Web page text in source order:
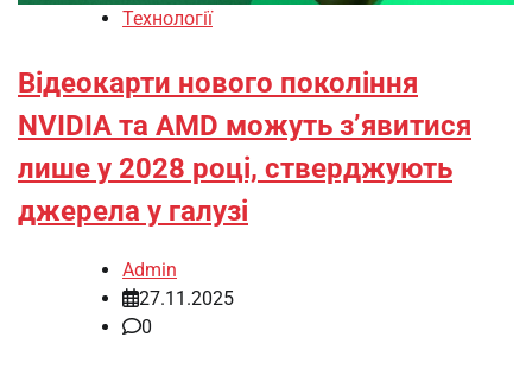
Технології
Відеокарти нового покоління
NVIDIA та AMD можуть з’явитися
лише у 2028 році, стверджують
джерела у галузі
Admin
27.11.2025
0